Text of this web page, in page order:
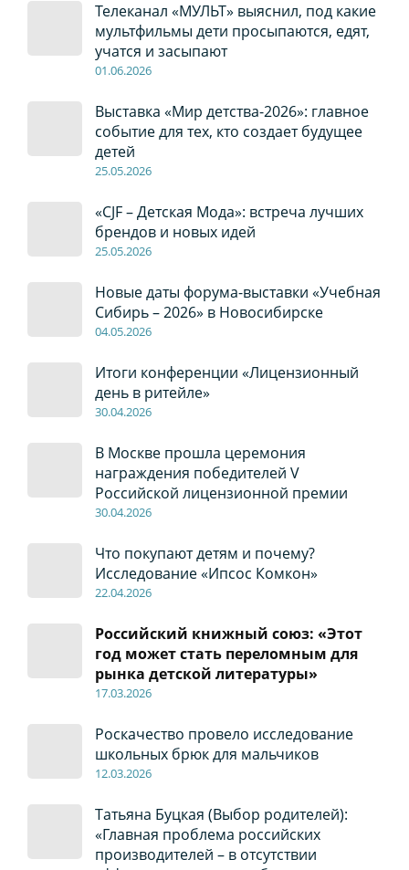
Телеканал «МУЛЬТ» выяснил, под какие
мультфильмы дети просыпаются, едят,
учатся и засыпают
01.06.2026
Выставка «Мир детства-2026»: главное
событие для тех, кто создает будущее
детей
25.05.2026
«CJF – Детская Мода»: встреча лучших
брендов и новых идей
25.05.2026
Новые даты форума-выставки «Учебная
Сибирь – 2026» в Новосибирске
04.05.2026
Итоги конференции «Лицензионный
день в ритейле»
30.04.2026
В Москве прошла церемония
награждения победителей V
Российской лицензионной премии
30.04.2026
Что покупают детям и почему?
Исследование «Ипсос Комкон»
22.04.2026
Российский книжный союз: «Этот
год может стать переломным для
рынка детской литературы»
17.03.2026
Роскачество провело исследование
школьных брюк для мальчиков
12.03.2026
Татьяна Буцкая (Выбор родителей):
«Главная проблема российских
производителей – в отсутствии